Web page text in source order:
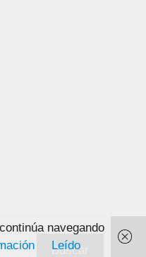
Buscar
navegando
Leído